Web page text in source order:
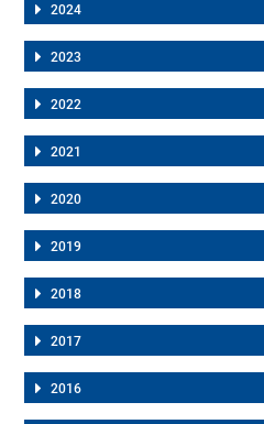
2024
2023
2022
2021
2020
2019
2018
2017
2016